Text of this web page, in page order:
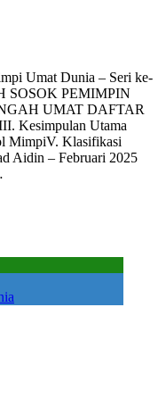
Umat Dunia – Seri ke-
PEMIMPIN
UMAT DAFTAR
Kesimpulan Utama
MimpiV. Klasifikasi
Aidin – Februari 2025